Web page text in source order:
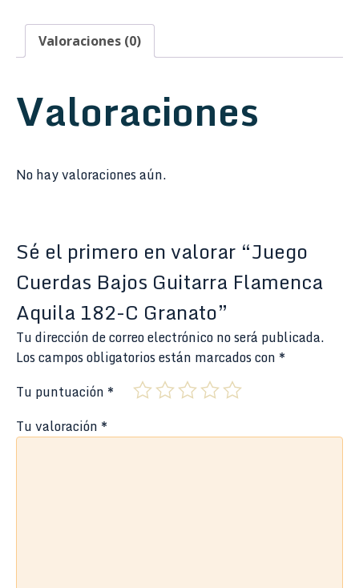
Valoraciones (0)
Valoraciones
No hay valoraciones aún.
Sé el primero en valorar “Juego
Cuerdas Bajos Guitarra Flamenca
Aquila 182-C Granato”
Tu dirección de correo electrónico no será publicada.
Los campos obligatorios están marcados con *
Tu puntuación *
Tu valoración *